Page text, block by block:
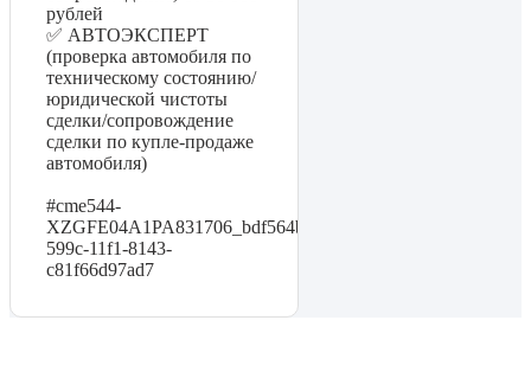
рублей
✅ АВТОЭКСПЕРТ
(проверка автомобиля по
техническому состоянию/
юридической чистоты
сделки/сопровождение
сделки по купле-продаже
автомобиля)
#cme544-
XZGFE04A1PA831706_bdf564b5-
599c-11f1-8143-
c81f66d97ad7